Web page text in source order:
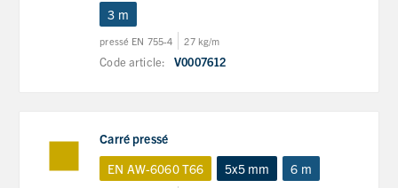
3 m
pressé EN 755-4 27 kg/m
Code article: V0007612
Carré pressé
EN AW-6060 T66
5x5 mm 6 m